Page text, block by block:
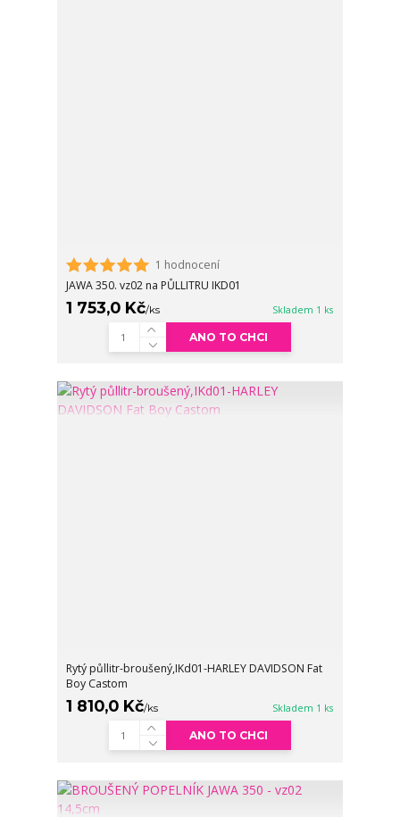
1 hodnocení
JAWA 350. vz02 na PŮLLITRU IKD01
1 753,0 Kč/ks Skladem 1 ks
ANO TO CHCI
Rytý půllitr-broušený,IKd01-HARLEY DAVIDSON Fat
Boy Castom
1 810,0 Kč/ks Skladem 1 ks
ANO TO CHCI